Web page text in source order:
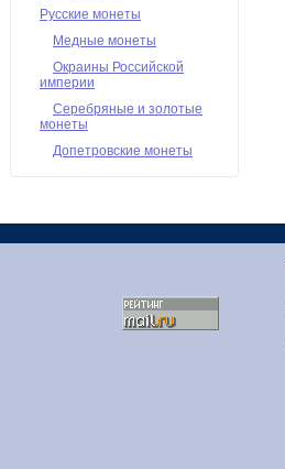
Русские монеты
Медные монеты
Окраины Российской
империи
Серебряные и золотые
монеты
Допетровские монеты